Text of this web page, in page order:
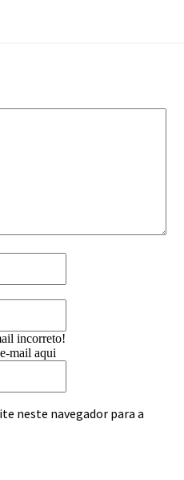
incorreto!
mail aqui
neste navegador para a